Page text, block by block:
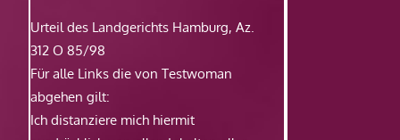
Urteil des Landgerichts Hamburg, Az.
312 O 85/98
Für alle Links die von Testwoman
abgehen gilt:
Ich distanziere mich hiermit